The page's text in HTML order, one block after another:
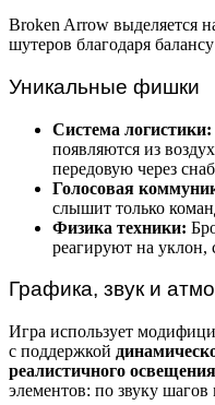
Broken Arrow выделяется
шутеров благодаря
Уникальные фишки
Система логистики:
появляются из
передовую через
Голосовая
слышит только
Физика техники:
реагируют на уклон,
Графика, звук и
Игра использует
с поддержкой
реалистичного освещения
элементов: по звуку